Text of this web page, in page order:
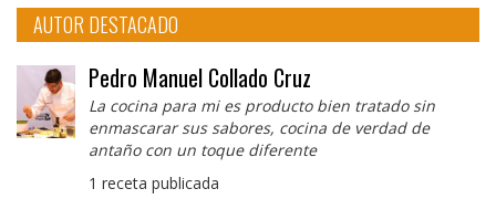
AUTOR DESTACADO
Pedro Manuel Collado Cruz
La cocina para mi es producto bien tratado sin
enmascarar sus sabores, cocina de verdad de
antaño con un toque diferente
1 receta publicada